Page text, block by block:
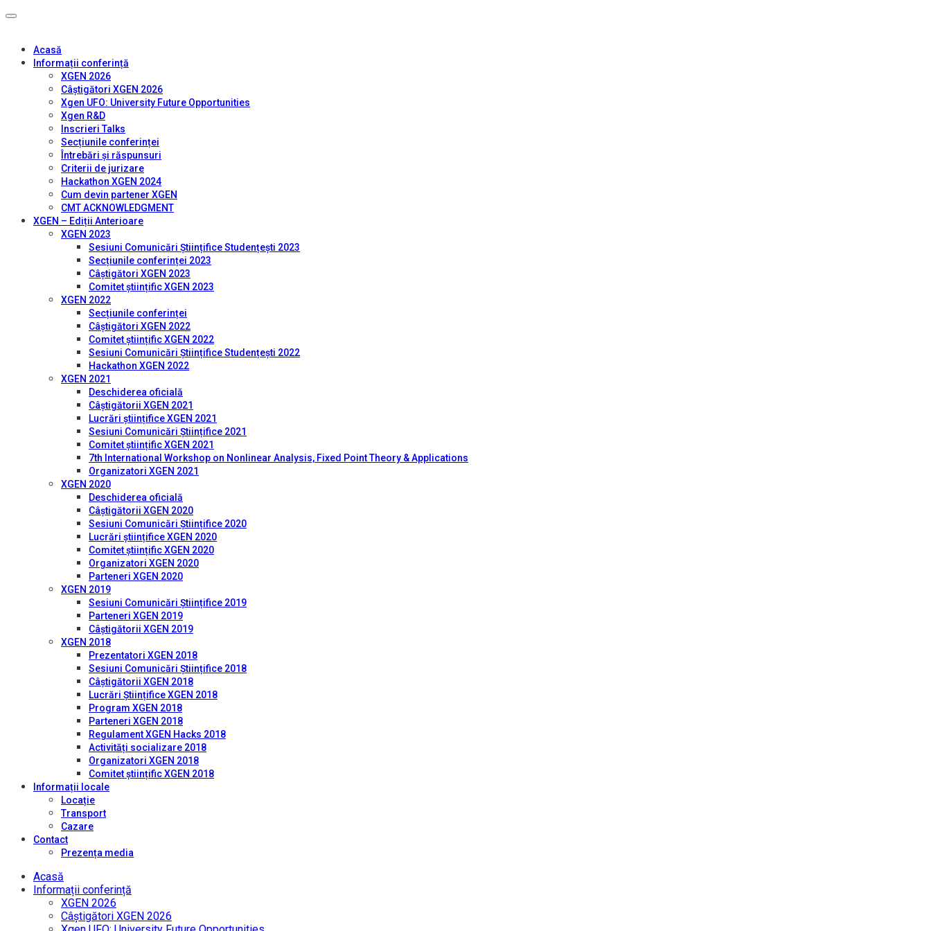
Acasă
Informații conferință
XGEN 2026
Câștigători XGEN 2026
Xgen UFO: University Future Opportunities
Xgen R&D
Inscrieri Talks
Secțiunile conferinței
Întrebări și răspunsuri
Criterii de jurizare
Hackathon XGEN 2024
Cum devin partener XGEN
CMT ACKNOWLEDGMENT
XGEN – Ediții Anterioare
XGEN 2023
Sesiuni Comunicări Științifice Studențești 2023
Secțiunile conferinței 2023
Câștigători XGEN 2023
Comitet științific XGEN 2023
XGEN 2022
Secțiunile conferinței
Câștigători XGEN 2022
Comitet științific XGEN 2022
Sesiuni Comunicări Științifice Studențești 2022
Hackathon XGEN 2022
XGEN 2021
Deschiderea oficială
Câștigătorii XGEN 2021
Lucrări științifice XGEN 2021
Sesiuni Comunicări Științifice 2021
Comitet științific XGEN 2021
7th International Workshop on Nonlinear Analysis, Fixed Point Theory & Applications
Organizatori XGEN 2021
XGEN 2020
Deschiderea oficială
Câștigătorii XGEN 2020
Sesiuni Comunicări Științifice 2020
Lucrări științifice XGEN 2020
Comitet științific XGEN 2020
Organizatori XGEN 2020
Parteneri XGEN 2020
XGEN 2019
Sesiuni Comunicări Științifice 2019
Parteneri XGEN 2019
Câștigătorii XGEN 2019
XGEN 2018
Prezentatori XGEN 2018
Sesiuni Comunicări Științifice 2018
Câștigătorii XGEN 2018
Lucrări Științifice XGEN 2018
Program XGEN 2018
Parteneri XGEN 2018
Regulament XGEN Hacks 2018
Activități socializare 2018
Organizatori XGEN 2018
Comitet științific XGEN 2018
Informații locale
Locație
Transport
Cazare
Contact
Prezența media
Acasă
Informații conferință
XGEN 2026
Câștigători XGEN 2026